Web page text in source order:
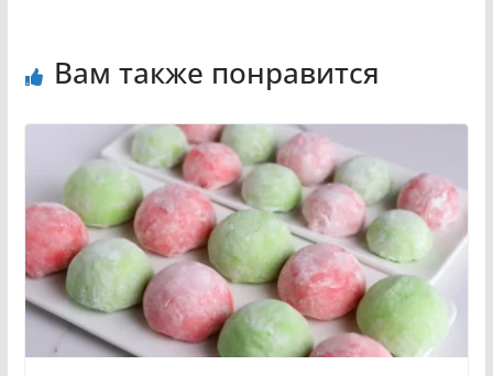
Вам также понравится